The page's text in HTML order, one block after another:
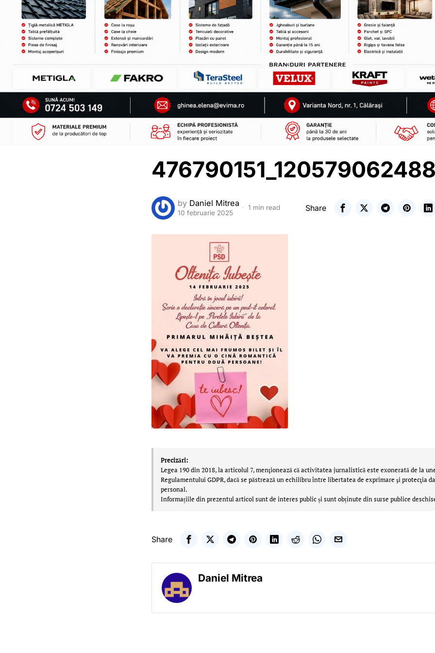
by Daniel Mitrea
10 februarie 2025
1 min read Share
Precizări:
Legea 190 din 2018, la articolul 7, menţionează că activitatea jurnalistică este exonerată de la
Regulamentului GDPR, dacă se păstrează un echilibru între libertatea de exprimare şi protecţia
personal.
Informațiile din prezentul articol sunt de interes public și sunt obținute din surse publice
Share
Daniel Mitrea